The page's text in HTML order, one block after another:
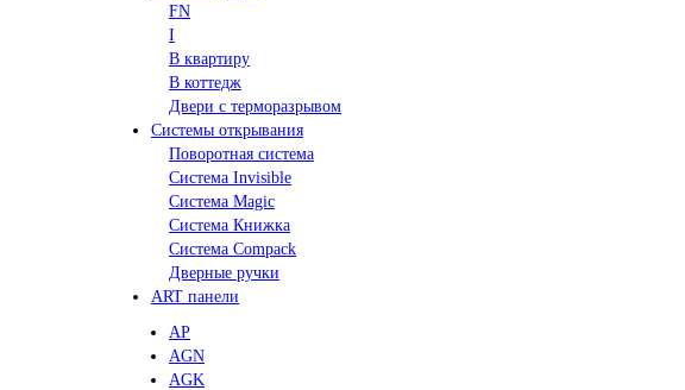
FN
I
В квартиру
В коттедж
Двери с терморазрывом
Системы открывания
Поворотная система
Система Invisible
Система Magic
Система Книжка
Система Compack
Дверные ручки
ART панели
AP
AGN
AGK